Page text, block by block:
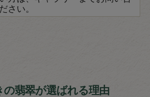
さい。
の翡翠が選ばれる理由